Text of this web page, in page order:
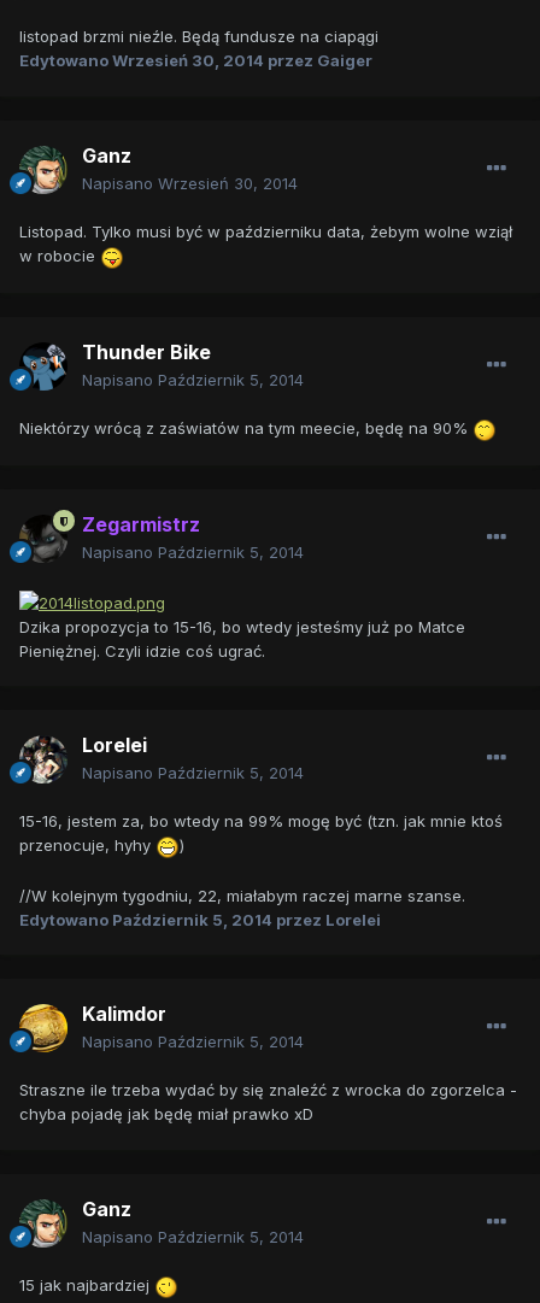
listopad brzmi nieźle. Będą fundusze na ciapągi
EdytowanoWrzesień 30, 2014 przez Gaiger
Ganz
Napisano Wrzesień 30, 2014
Listopad. Tylko musi być w październiku data, żebym wolne wziął
w robocie
Thunder Bike
Napisano Październik 5, 2014
Niektórzy wrócą z zaświatów na tym meecie, będę na 90%
Zegarmistrz
Napisano Październik 5, 2014
Dzika propozycja to 15-16, bo wtedy jesteśmy już po Matce
Pieniężnej. Czyli idzie coś ugrać.
Lorelei
Napisano Październik 5, 2014
15-16, jestem za, bo wtedy na 99% mogę być (tzn. jak mnie ktoś
przenocuje, hyhy
)
//W kolejnym tygodniu, 22, miałabym raczej marne szanse.
Edytowano Październik 5, 2014 przez Lorelei
Kalimdor
Napisano Październik 5, 2014
Straszne ile trzeba wydać by się znaleźć z wrocka do zgorzelca -
chyba pojadę jak będę miał prawko xD
Ganz
Napisano Październik 5, 2014
15 jak najbardziej